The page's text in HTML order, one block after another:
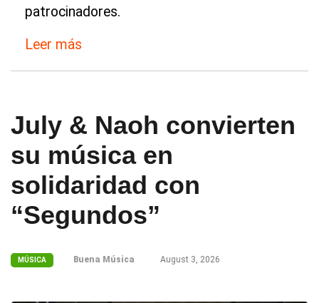
patrocinadores.
Leer más
July & Naoh convierten
su música en
solidaridad con
“Segundos”
MÚSICA Buena Música August 3, 2026